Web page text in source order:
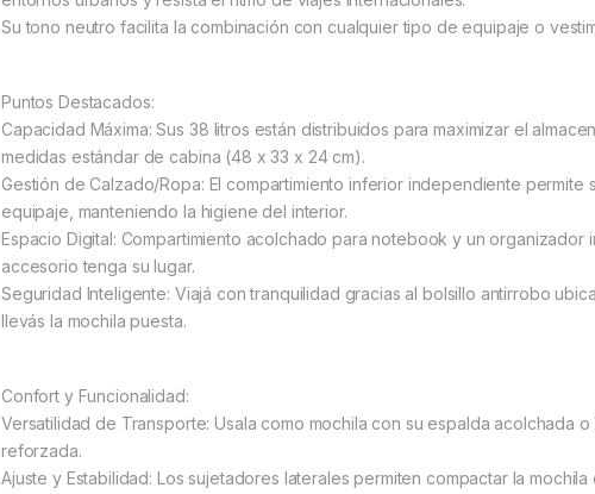
Su tono neutro facilita la combinación con cualquier tipo de equipaje o
Puntos Destacados:
Capacidad Máxima: Sus 38 litros están distribuidos para maximizar el
medidas estándar de cabina (48 x 33 x 24 cm).
Gestión de Calzado/Ropa: El compartimiento inferior independiente
equipaje, manteniendo la higiene del interior.
Espacio Digital: Compartimiento acolchado para notebook y un
accesorio tenga su lugar.
Seguridad Inteligente: Viajá con tranquilidad gracias al bolsillo antirrobo
llevás la mochila puesta.
Confort y Funcionalidad:
Versatilidad de Transporte: Usala como mochila con su espalda acolchada
reforzada.
Ajuste y Estabilidad: Los sujetadores laterales permiten compactar la